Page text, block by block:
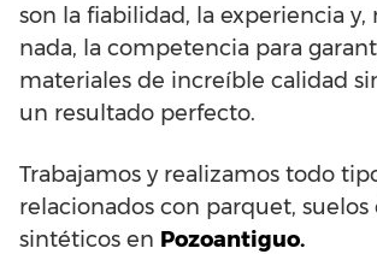
son la fiabilidad, la experiencia y,
nada, la competencia para
materiales de increíble calidad
un resultado perfecto.
Trabajamos y realizamos todo
relacionados con parquet,
sintéticos en Pozoantiguo.